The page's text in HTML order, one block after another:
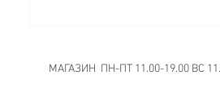
МАГАЗИН ПН-ПТ 11.00-19.00 ВС